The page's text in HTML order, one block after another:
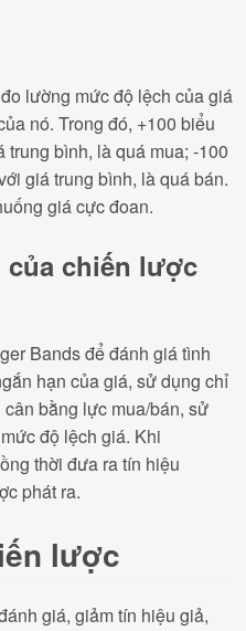
lường mức độ lệch của giá
nó. Trong đó, +100 biểu
bình, là quá mua; -100
giá trung bình, là quá bán.
giá cực đoan.
chiến lược
Bands để đánh giá tình
hạn của giá, sử dụng chỉ
bằng lực mua/bán, sử
độ lệch giá. Khi
thời đưa ra tín hiệu
phát ra.
lược
giá, giảm tín hiệu giả,